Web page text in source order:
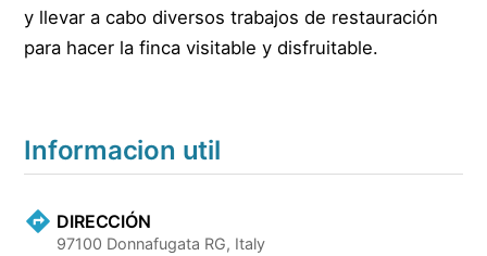
y llevar a cabo diversos trabajos de restauración
para hacer la finca visitable y disfruitable.
Informacion util
DIRECCIÓN
97100 Donnafugata RG, Italy